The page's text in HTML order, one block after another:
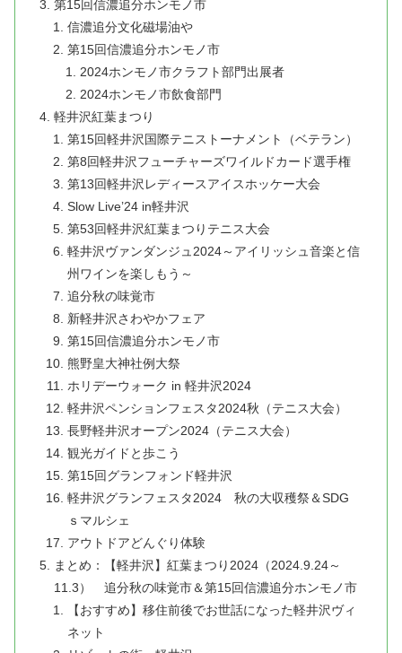
第15回信濃追分ホンモノ市
信濃追分文化磁場油や
第15回信濃追分ホンモノ市
2024ホンモノ市クラフト部門出展者
2024ホンモノ市飲食部門
軽井沢紅葉まつり
第15回軽井沢国際テニストーナメント（ベテラン）
第8回軽井沢フューチャーズワイルドカード選手権
第13回軽井沢レディースアイスホッケー大会
Slow Live’24 in軽井沢
第53回軽井沢紅葉まつりテニス大会
軽井沢ヴァンダンジュ2024～アイリッシュ音楽と信
州ワインを楽しもう～
追分秋の味覚市
新軽井沢さわやかフェア
第15回信濃追分ホンモノ市
熊野皇大神社例大祭
ホリデーウォーク in 軽井沢2024
軽井沢ペンションフェスタ2024秋（テニス大会）
長野軽井沢オープン2024（テニス大会）
観光ガイドと歩こう
第15回グランフォンド軽井沢
軽井沢グランフェスタ2024 秋の大収穫祭＆SDG
ｓマルシェ
アウトドアどんぐり体験
まとめ：【軽井沢】紅葉まつり2024（2024.9.24～
11.3） 追分秋の味覚市＆第15回信濃追分ホンモノ市
【おすすめ】移住前後でお世話になった軽井沢ヴィ
ネット